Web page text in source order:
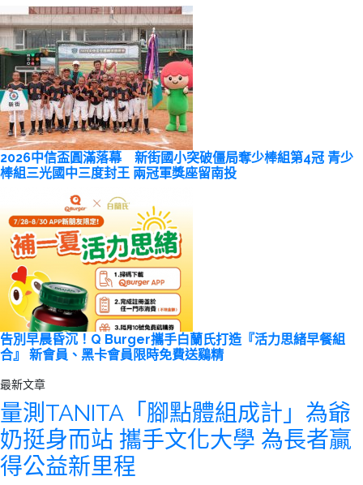
2026中信盃圓滿落幕 新街國小突破僵局奪少棒組第4冠 青少
棒組三光國中三度封王 兩冠軍獎座留南投
告別早晨昏沉！Q Burger攜手白蘭氏打造『活力思緒早餐組
合』 新會員、黑卡會員限時免費送鷄精
最新文章
量測TANITA「腳點體組成計」為爺
奶挺身而站 攜手文化大學 為長者贏
得公益新里程